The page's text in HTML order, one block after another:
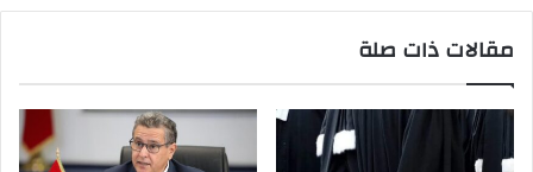
مقالات ذات صلة